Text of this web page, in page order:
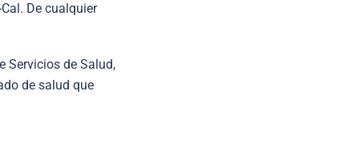
De cualquier
Servicios de Salud,
de salud que